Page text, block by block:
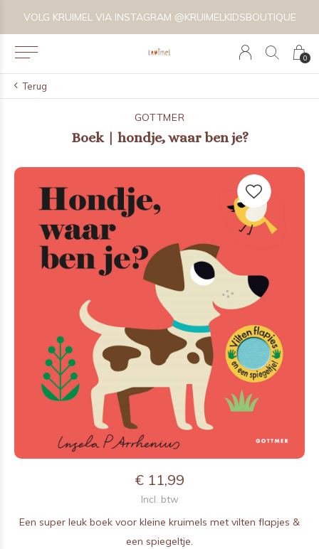
0
VOLG KRUIMEL VIA INSTAGRAM @KRUIMELKIDSBOUTIQUE
Terug
GOTTMER
Boek | hondje, waar ben je?
€ 11,99
Incl. btw
Een super leuk boek voor kleine kruimels met vilten flapjes &
een spiegeltje.